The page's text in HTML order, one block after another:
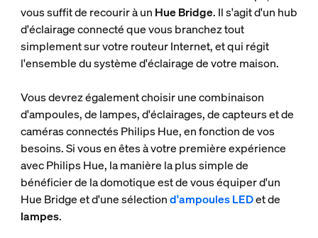
vous suffit de recourir à un Hue Bridge. Il s'agit d'un hub
d'éclairage connecté que vous branchez tout
simplement sur votre routeur Internet, et qui régit
l'ensemble du système d'éclairage de votre maison.
Vous devrez également choisir une combinaison
d'ampoules, de lampes, d'éclairages, de capteurs et de
caméras connectés Philips Hue, en fonction de vos
besoins. Si vous en êtes à votre première expérience
avec Philips Hue, la manière la plus simple de
bénéficier de la domotique est de vous équiper d'un
Hue Bridge et d'une sélectiond'ampoules LEDet de
lampes.